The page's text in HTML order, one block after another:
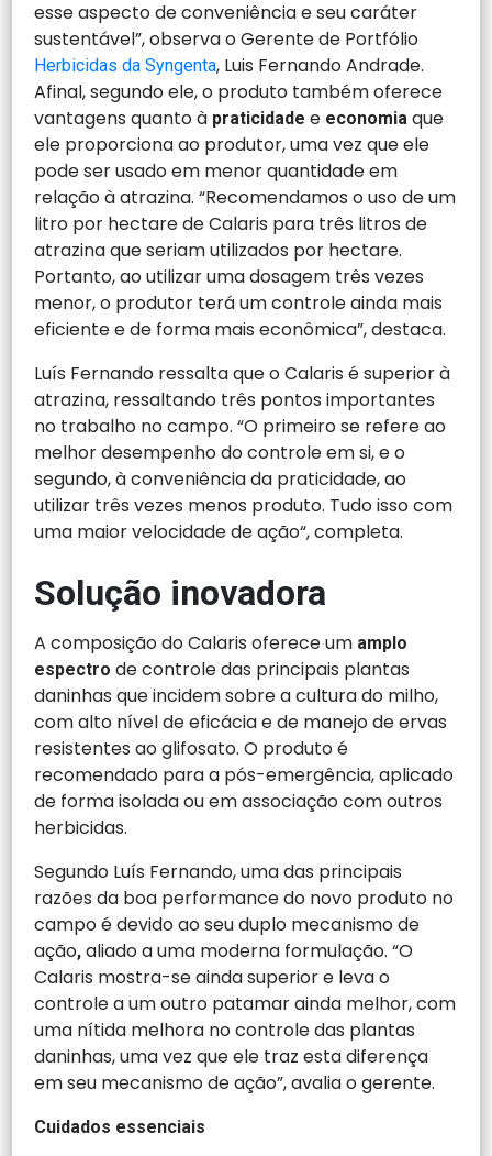
esse aspecto de conveniência e seu caráter
sustentável”, observa o Gerente de Portfólio
Herbicidas da Syngenta, Luis Fernando Andrade.
Afinal, segundo ele, o produto também oferece
vantagens quanto à praticidade e economia que
ele proporciona ao produtor, uma vez que ele
pode ser usado em menor quantidade em
relação à atrazina. “Recomendamos o uso de um
litro por hectare de Calaris para três litros de
atrazina que seriam utilizados por hectare.
Portanto, ao utilizar uma dosagem três vezes
menor, o produtor terá um controle ainda mais
eficiente e de forma mais econômica”, destaca.
Luís Fernando ressalta que o Calaris é superior à
atrazina, ressaltando três pontos importantes
no trabalho no campo. “O primeiro se refere ao
melhor desempenho do controle em si, e o
segundo, à conveniência da praticidade, ao
utilizar três vezes menos produto. Tudo isso com
uma maior velocidade de ação“, completa.
Solução inovadora
A composição do Calaris oferece um amplo
espectro de controle das principais plantas
daninhas que incidem sobre a cultura do milho,
com alto nível de eficácia e de manejo de ervas
resistentes ao glifosato. O produto é
recomendado para a pós-emergência, aplicado
de forma isolada ou em associação com outros
herbicidas.
Segundo Luís Fernando, uma das principais
razões da boa performance do novo produto no
campo é devido ao seu duplo mecanismo de
ação,aliado a uma moderna formulação. “O
Calaris mostra-se ainda superior e leva o
controle a um outro patamar ainda melhor, com
uma nítida melhora no controle das plantas
daninhas, uma vez que ele traz esta diferença
em seu mecanismo de ação”, avalia o gerente.
Cuidados essenciais